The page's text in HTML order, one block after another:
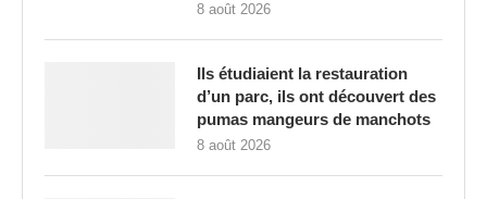
8 août 2026
Ils étudiaient la restauration
d’un parc, ils ont découvert des
pumas mangeurs de manchots
8 août 2026